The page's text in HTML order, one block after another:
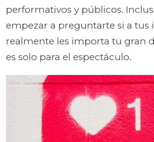
performativos y públicos.
empezar a preguntarte si a tus
realmente les importa tu gran
es solo para el espectáculo.